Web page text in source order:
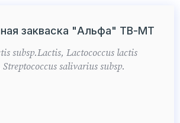
закваска "Альфа" ТВ-МТ
subsp.Lactis, Lactococcus lactis
salivarius subsp.